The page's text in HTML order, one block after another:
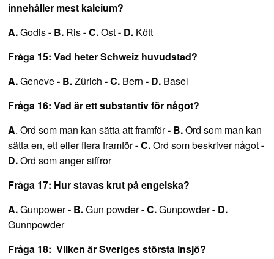
innehåller mest kalcium?
A.Godis- B.Ris- C.Ost- D.Kött
Fråga 15: Vad heter Schweiz huvudstad?
A.Geneve- B.Zürich - C. Bern - D. Basel
Fråga 16: Vad är ett substantiv för något?
A. Ord som man kan sätta att framför- B.Ord som man kan
sätta en, ett eller flera framför- C.Ord som beskriver något-
D.Ord som anger siffror
Fråga 17: Hur stavas krut på engelska?
A.Gunpower- B.Gun powder- C.Gunpowder- D.
Gunnpowder
Fråga 18: Vilken är Sveriges största insjö?